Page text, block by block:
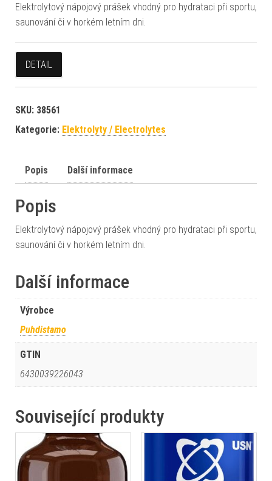
Elektrolytový nápojový prášek vhodný pro hydrataci při sportu,
saunování či v horkém letním dni.
DETAIL
SKU: 38561
Kategorie: Elektrolyty / Electrolytes
Popis Další informace
Popis
Elektrolytový nápojový prášek vhodný pro hydrataci při sportu,
saunování či v horkém letním dni.
Další informace
Výrobce
Puhdistamo
GTIN
6430039226043
Související produkty